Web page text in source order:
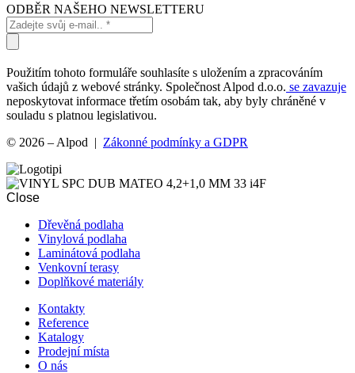
ODBĚR NAŠEHO NEWSLETTERU
Použitím tohoto formuláře souhlasíte s uložením a zpracováním
vašich údajů z webové stránky. Společnost Alpod d.o.o. se zavazuje
neposkytovat informace třetím osobám tak, aby byly chráněné v
souladu s platnou legislativou.
© 2026 – Alpod | Zákonné podmínky a GDPR
Close
Dřevěná podlaha
Vinylová podlaha
Laminátová podlaha
Venkovní terasy
Doplňkové materiály
Kontakty
Reference
Katalogy
Prodejní místa
O nás